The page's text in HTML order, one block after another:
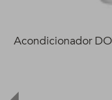
Acondicionador